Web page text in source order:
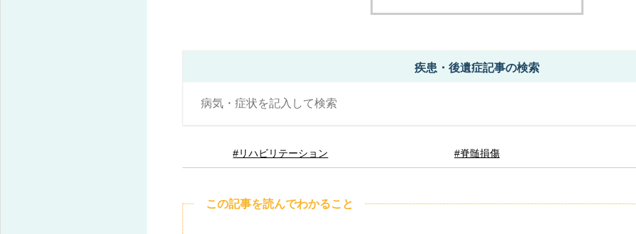
疾患・後遺症記事の検索
#リハビリテーション #脊髄損傷
この記事を読んでわかること